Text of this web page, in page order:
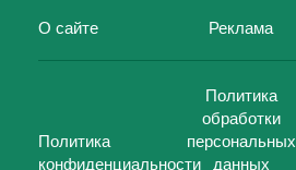
О сайте Реклама
Политика
конфиденциальности
Политика
обработки
персональных
данных